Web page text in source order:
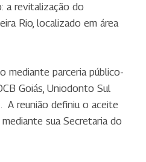
a revitalização do
Rio, localizado em área
mediante parceria público-
Goiás, Uniodonto Sul
A reunião definiu o aceite
sua Secretaria do